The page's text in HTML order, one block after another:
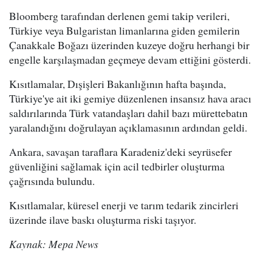
Bloomberg tarafından derlenen gemi takip verileri,
Türkiye veya Bulgaristan limanlarına giden gemilerin
Çanakkale Boğazı üzerinden kuzeye doğru herhangi bir
engelle karşılaşmadan geçmeye devam ettiğini gösterdi.
Kısıtlamalar, Dışişleri Bakanlığının hafta başında,
Türkiye'ye ait iki gemiye düzenlenen insansız hava aracı
saldırılarında Türk vatandaşları dahil bazı mürettebatın
yaralandığını doğrulayan açıklamasının ardından geldi.
Ankara, savaşan taraflara Karadeniz'deki seyrüsefer
güvenliğini sağlamak için acil tedbirler oluşturma
çağrısında bulundu.
Kısıtlamalar, küresel enerji ve tarım tedarik zincirleri
üzerinde ilave baskı oluşturma riski taşıyor.
Kaynak: Mepa News